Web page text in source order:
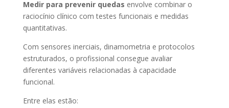
Medir para prevenir quedas envolve combinar o
raciocínio clínico com testes funcionais e medidas
quantitativas.
Com sensores inerciais, dinamometria e protocolos
estruturados, o profissional consegue avaliar
diferentes variáveis relacionadas à capacidade
funcional.
Entre elas estão: